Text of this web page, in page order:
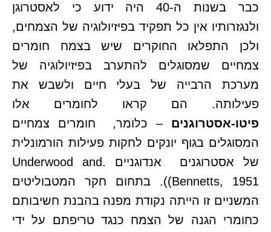
כבר בשנות ה-40 היה ידוע כי לאסטרוגן
ולנגזרותיו אין כל תפקיד בפיזיולוגיה של הצמחים,
ולכן התפלאו החוקרים שיש בצמח חומרים
צמחיים שמסוגלים להתערב בפיזיולוגיה של
מערכת הרבייה של בעלי חיים ולשבש את
פעילותה. הם קראו לחומרים אלו
פיטו-אסטרוגנים – כלומר, חומרים צמחיים
המסוגלים בגוף יונקים לחקות פעילות הורמונלית
של אסטרוגנים אנדוגניים Underwood and.
Bennetts, 1951)). בתחום חקר המטבוליטים
המשניים זו הייתה נקודת מפנה בהבנת חשיבותם
כחומרי הגנה של הצמח כנגד טריפתם על ידי